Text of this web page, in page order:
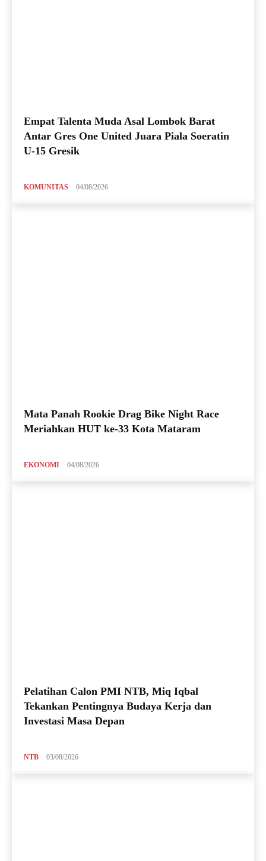
Empat Talenta Muda Asal Lombok Barat
Antar Gres One United Juara Piala Soeratin
U-15 Gresik
KOMUNITAS 04/08/2026
Mata Panah Rookie Drag Bike Night Race
Meriahkan HUT ke-33 Kota Mataram
EKONOMI 04/08/2026
Pelatihan Calon PMI NTB, Miq Iqbal
Tekankan Pentingnya Budaya Kerja dan
Investasi Masa Depan
NTB 03/08/2026